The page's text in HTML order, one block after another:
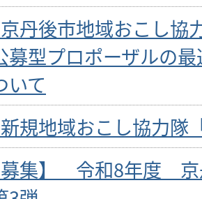
丹後市地域おこし協
募型プロポーザルの
いて
規地域おこし協力隊
募集】 令和8年度